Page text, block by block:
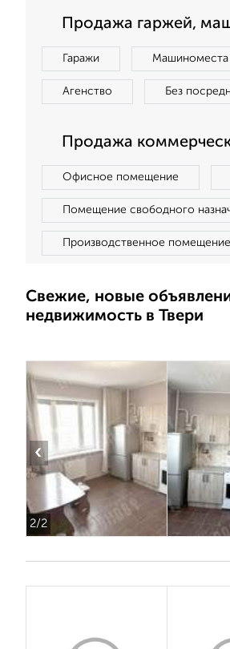
Продажа гаржей,
Гаражи Машиноместа
Агенство Без
Продажа
Офисное помещение
Помещение свободного
Производственное помещение
Свежие, новые
недвижимость в Твери
2/2
‹